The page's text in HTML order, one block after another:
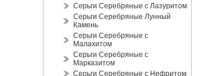
Серьги Серебряные с Лазуритом
Серьги Серебряные Лунный
Камень
Серьги Серебряные с
Малахитом
Серьги Серебряные с
Марказитом
Серьги Серебряные с Нефритом